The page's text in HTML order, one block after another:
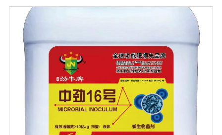
加农民收入。重建健康土壤，改善作物抵抗病虫害。改善
土壤板结，激发土壤活力，提供额外的天然植物生长和。
发达根系，增强吸收能力，提高作物和抵抗力。抑制土壤
中的线虫和植物根部病虫害，从根本上减少农药的使用。
促进植物生长发育，提高抗逆性。促进根系生长，果树开
花整齐，保花保果；落叶期晚，抗早春病害。防治早衰，
抗重建，抗倒伏，抗旱抗寒。根据作物肥料需求的特点，
每个时期都有不同的肥料需求，使作物在早期阶段不会出
现长期脱肥现象。适用范围：果树类：苹果、梨、红枣、
葡萄、桃、枸杞、蜜桔、柿子、石榴、猕猴桃、李子、龙
眼、荔枝、柑橘、青梅等瓜菜类：土豆、茄子、黄瓜、大
姜、大蒜、西瓜、甜瓜、冬瓜、辣椒、番茄、苦瓜、南
瓜、地瓜、西葫芦、麻山药等